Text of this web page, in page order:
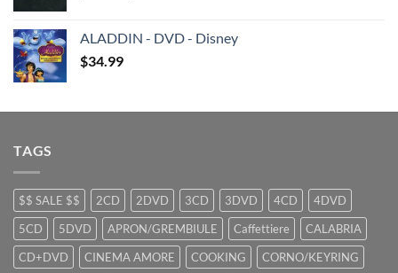
$29.99.$9.99.
ALADDIN - DVD - Disney
$34.99
TAGS
$$ SALE $$ 2CD 2DVD 3CD 3DVD 4CD
4DVD
5CD
5DVD APRON/GREMBIULE Caffettiere
CALABRIA
CD+DVD
CINEMA AMORE COOKING
CORNO/KEYRING